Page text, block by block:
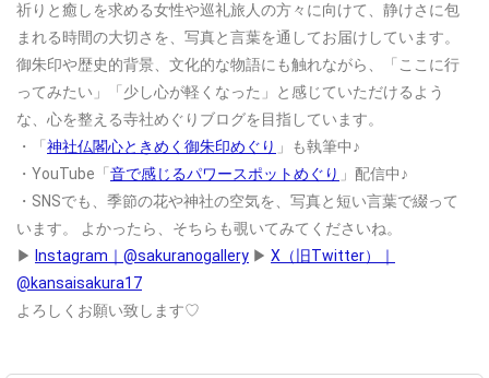
祈りと癒しを求める女性や巡礼旅人の方々に向けて、静けさに包
まれる時間の大切さを、写真と言葉を通してお届けしています。
御朱印や歴史的背景、文化的な物語にも触れながら、「ここに行
ってみたい」「少し心が軽くなった」と感じていただけるよう
な、心を整える寺社めぐりブログを目指しています。
・「 神社仏閣心ときめく御朱印めぐり 」も執筆中♪
・YouTube「 音で感じるパワースポットめぐり 」配信中♪
・SNSでも、季節の花や神社の空気を、写真と短い言葉で綴って
います。
よかったら、そちらも覗いてみてくださいね。
▶ Instagram｜@sakuranogallery ▶ X（旧Twitter）｜
@kansaisakura17
よろしくお願い致します♡